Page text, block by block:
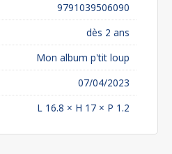
9791039506090
dès 2 ans
Mon album p'tit loup
07/04/2023
L 16.8 × H 17 × P 1.2